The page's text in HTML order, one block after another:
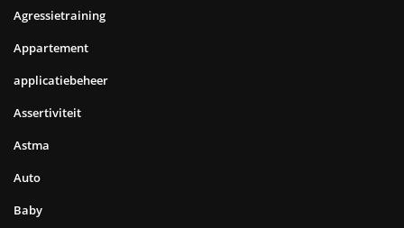
Agressietraining
Appartement
applicatiebeheer
Assertiviteit
Astma
Auto
Baby